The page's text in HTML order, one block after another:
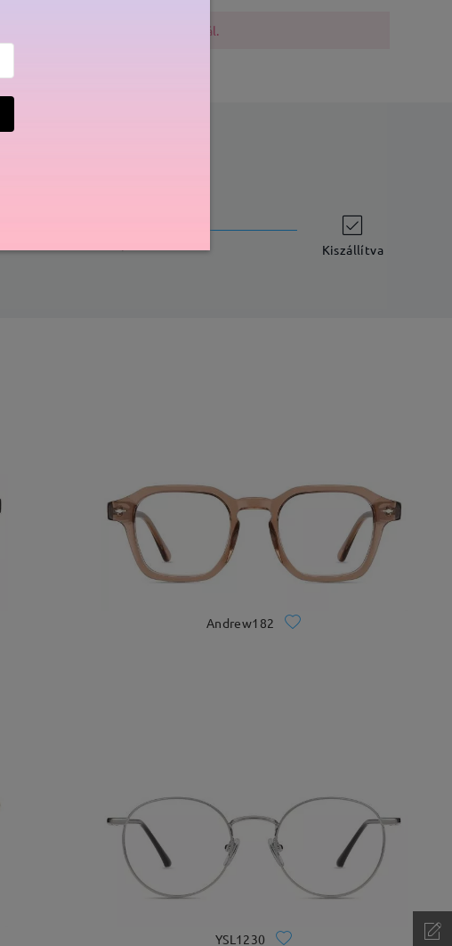
elővigyázatosak a vásárlásnál.
Kiszállítva
Andrew182
YSL1230